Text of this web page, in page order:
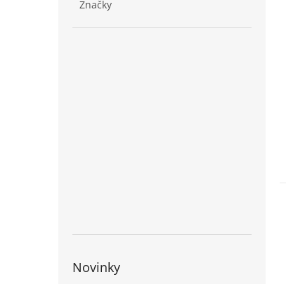
Značky
Novinky